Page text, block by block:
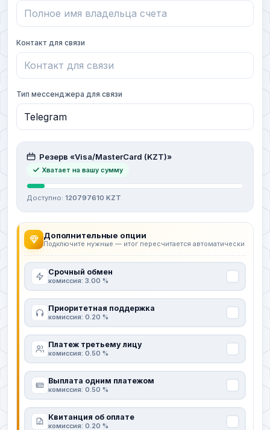
Контакт для связи
Тип мессенджера для связи
Резерв «Visa/MasterCard (KZT)»
Хватает на вашу сумму
Доступно: 120797610 KZT
Дополнительные опции
Подключите нужные — итог пересчитается автоматически
Срочный обмен
комиссия: 3.00 %
Приоритетная поддержка
комиссия: 0.20 %
Платеж третьему лицу
комиссия: 0.50 %
Выплата одним платежом
комиссия: 0.50 %
Квитанция об оплате
комиссия: 0.20 %